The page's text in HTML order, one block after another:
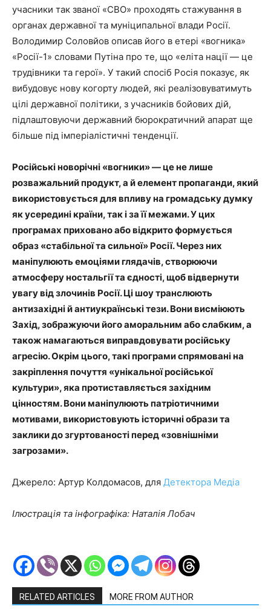
учасники так званої «СВО» проходять стажування в
органах державної та муніципальної влади Росії.
Володимир Соловйов описав його в етері «вогника»
«Росії-1» словами Путіна про те, що «еліта нації — це
трудівники та герої». У такий спосіб Росія показує, як
вибудовує нову когорту людей, які реалізовуватимуть
цілі державної політики, з учасників бойових дій,
підлаштовуючи державний бюрократичний апарат ще
більше під імперіалістичні тенденції.
Російські новорічні «вогники» — це не лише
розважальний продукт, а й елемент пропаганди, який
використовується для впливу на громадську думку
як усередині країни, так і за її межами. У цих
програмах приховано або відкрито формується
образ «стабільної та сильної» Росії. Через них
маніпулюють емоціями глядачів, створюючи
атмосферу ностальгії та єдності, щоб відвернути
увагу від злочинів Росії. Ці шоу транслюють
антизахідні й антиукраїнські тези. Вони висміюють
Захід, зображуючи його аморальним або слабким, а
також намагаються виправдовувати російську
агресію. Окрім цього, такі програми спрямовані на
закріплення почуття «унікальної російської
культури», яка протиставляється західним
цінностям. Вони маніпулюють патріотичними
мотивами, використовують історичні образи та
заклики до згуртованості перед «зовнішніми
загрозами».
Джерело: Артур Колдомасов, для Детектора Медіа
Ілюстрація та інфографіка: Наталія Лобач
RELATED ARTICLES MORE FROM AUTHOR